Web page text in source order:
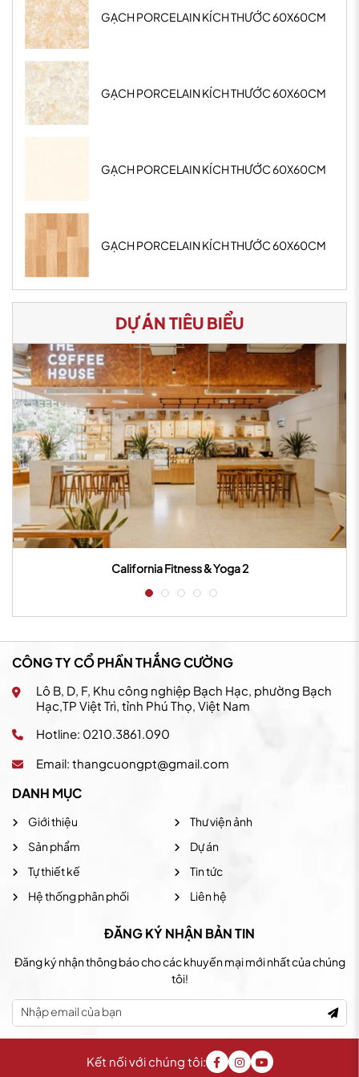
GẠCH PORCELAIN KÍCH THƯỚC 60X60CM
GẠCH PORCELAIN KÍCH THƯỚC 60X60CM
GẠCH PORCELAIN KÍCH THƯỚC 60X60CM
GẠCH PORCELAIN KÍCH THƯỚC 60X60CM
DỰ ÁN TIÊU BIỂU
California Fitness & Yoga 2
CÔNG TY CỔ PHẦN THẮNG CƯỜNG
Lô B, D, F, Khu công nghiệp Bạch Hạc, phường Bạch
Hạc,TP Việt Trì, tỉnh Phú Thọ, Việt Nam
Hotline: 0210.3861.090
Email: thangcuongpt@gmail.com
DANH MỤC
Giới thiệu
Sản phẩm
Tự thiết kế
Hệ thống phân phối
Thư viện ảnh
Dự án
Tin tức
Liên hệ
ĐĂNG KÝ NHẬN BẢN TIN
Đăng ký nhận thông báo cho các khuyến mại mới nhất của chúng
tôi!
Kết nối với chúng tôi: